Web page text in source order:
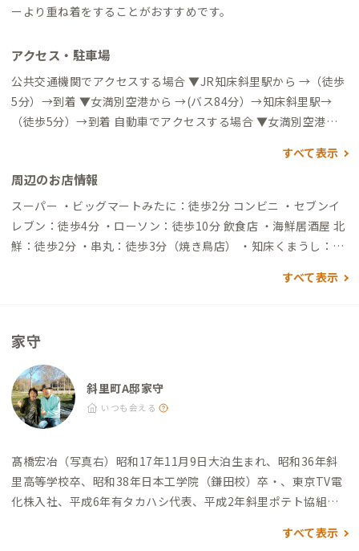
ーより重ね着をすることがおすすめです。
アクセス・駐車場
公共交通機関でアクセスする場合 ▼JR知床斜里駅から →（徒歩
5分）→到着 ▼女満別空港から →(バス84分）→知床斜里駅→
（徒歩5分）→到着 自動車でアクセスする場合 ▼女満別空港か
リックスレンタカーをはじめ、各社ありますのでレンタカーを
検討される方は空港周辺で借りることをおすすめします
すべて表示
周辺のお店情報
スーパー ・ビッグマートみたに：徒歩2分 コンビニ ・セブンイ
レブン：徒歩4分 ・ローソン：徒歩10分 飲食店 ・海鮮居酒屋 北
鮮：徒歩2分 ・串丸：徒歩3分（焼き鳥店） ・知床くまうし：徒
5分（料理とワイン） ・しれとこ来々軒：徒歩7分（ラーメン）
インランドリーつちはし：徒歩10分 ・コインランドリーシドニ
すべて表示
家守
斜里町A邸家守
いつも会える
髙橋宏冶（写真右） 昭和17年11月9日大泊生まれ、昭和36年斜
里高等学校卒、昭和38年日本工学院（鎌田校）卒・ 、東京TV電
化株入社、平成6年有タカハシ代表、平成2年斜里ポテト協組、
髙橋和子（写
すべて表示